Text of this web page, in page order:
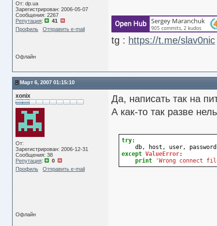
От: dp.ua
Зарегистрирован: 2006-05-07
Сообщения: 2267
Репутация:
41
Профиль
Отправить e-mail
tg : https://t.me/slav0nic
Офлайн
Март 6, 2007 01:15:10
xonix
От:
Зарегистрирован: 2006-12-31
Сообщения: 38
Репутация:
0
Профиль
Отправить e-mail
Да, написать так на
А как-то так разве
try:
db, host , user,
password
except ValueError:
print
'Wrong connect
Офлайн